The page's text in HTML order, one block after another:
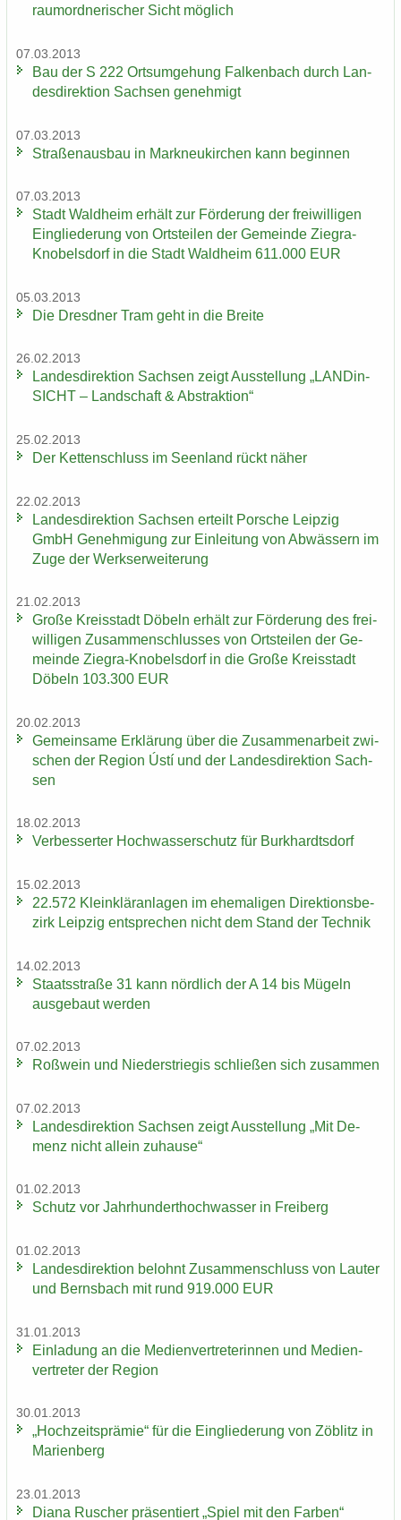
raum­ord­ne­ri­scher Sicht mög­lich
07.03.2013
Bau der S 222 Orts­um­ge­hung Fal­ken­bach durch Lan­
des­di­rek­ti­on Sach­sen ge­neh­migt
07.03.2013
Stra­ßen­aus­bau in Mark­neu­kir­chen kann be­gin­nen
07.03.2013
Stadt Wald­heim er­hält zur För­de­rung der frei­wil­li­gen
Ein­glie­de­rung von Orts­tei­len der Ge­mein­de Ziegra-​
Knobelsdorf in die Stadt Wald­heim 611.000 EUR
05.03.2013
Die Dresd­ner Tram geht in die Brei­te
26.02.2013
Lan­des­di­rek­ti­on Sach­sen zeigt Aus­stel­lung „LAN­Din­
SICHT – Land­schaft & Abs­trak­ti­on“
25.02.2013
Der Ket­ten­schluss im Se­en­land rückt näher
22.02.2013
Lan­des­di­rek­ti­on Sach­sen er­teilt Por­sche Leip­zig
GmbH Ge­neh­mi­gung zur Ein­lei­tung von Ab­wäs­sern im
Zuge der Werks­er­wei­te­rung
21.02.2013
Große Kreis­stadt Dö­beln er­hält zur För­de­rung des frei­
wil­li­gen Zu­sam­men­schlus­ses von Orts­tei­len der Ge­
mein­de Ziegra-​Knobelsdorf in die Große Kreis­stadt
Dö­beln 103.300 EUR
20.02.2013
Ge­mein­sa­me Er­klä­rung über die Zu­sam­men­ar­beit zwi­
schen der Re­gi­on Ústí und der Lan­des­di­rek­ti­on Sach­
sen
18.02.2013
Ver­bes­ser­ter Hoch­was­ser­schutz für Burk­hardts­dorf
15.02.2013
22.572 Klein­klär­an­la­gen im ehe­ma­li­gen Di­rek­ti­ons­be­
zirk Leip­zig ent­spre­chen nicht dem Stand der Tech­nik
14.02.2013
Staats­stra­ße 31 kann nörd­lich der A 14 bis Mü­geln
aus­ge­baut wer­den
07.02.2013
Roß­wein und Nie­der­s­trie­gis schlie­ßen sich zu­sam­men
07.02.2013
Lan­des­di­rek­ti­on Sach­sen zeigt Aus­stel­lung „Mit De­
menz nicht al­lein zu­hau­se“
01.02.2013
Schutz vor Jahr­hun­dert­hoch­was­ser in Frei­berg
01.02.2013
Lan­des­di­rek­ti­on be­lohnt Zu­sam­men­schluss von Lau­ter
und Berns­bach mit rund 919.000 EUR
31.01.2013
Ein­la­dung an die Me­di­en­ver­tre­te­rin­nen und Me­di­en­
ver­tre­ter der Re­gi­on
30.01.2013
„Hoch­zeits­prä­mie“ für die Ein­glie­de­rung von Zö­blitz in
Ma­ri­en­berg
23.01.2013
Diana Ru­scher prä­sen­tiert „Spiel mit den Far­ben“